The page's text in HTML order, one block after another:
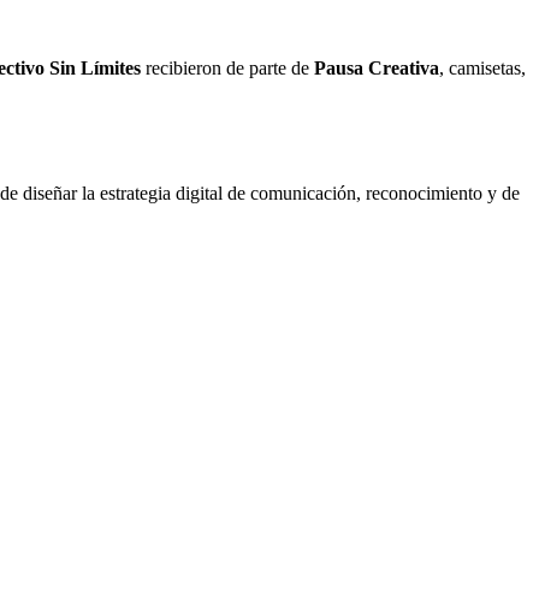
Sin Límites recibieron de parte de Pausa Creativa, camisetas,
diseñar la estrategia digital de comunicación, reconocimiento y de